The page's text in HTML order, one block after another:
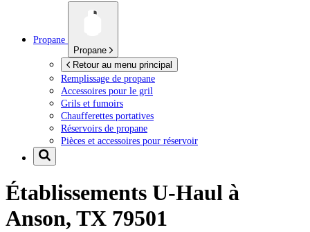
Propane
Propane
Retour au menu principal
Remplissage de propane
Accessoires pour le gril
Grils et fumoirs
Chaufferettes portatives
Réservoirs de propane
Pièces et accessoires pour réservoir
Établissements U-Haul à
Anson, TX 79501